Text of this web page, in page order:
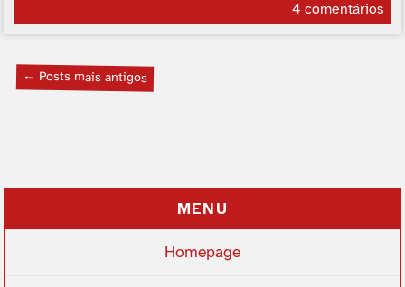
4 comentários
← Posts mais antigos
MENU
Homepage